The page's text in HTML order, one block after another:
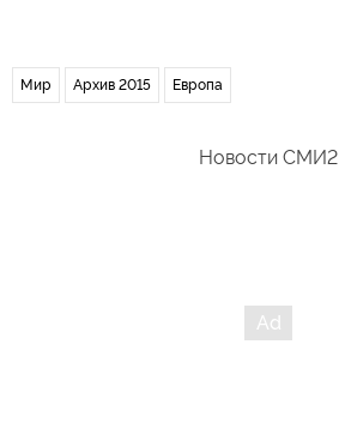
Мир Архив 2015 Европа
Новости СМИ2